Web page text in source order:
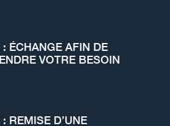
: ÉCHANGE AFIN DE
VOTRE BESOIN
: REMISE D’UNE